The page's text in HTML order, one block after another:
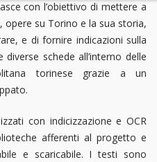
con l’obiettivo di mettere a
su Torino e la sua storia,
e di fornire indicazioni sulla
schede all’interno delle
torinese grazie a un
con indicizzazione e OCR
afferenti al progetto e
e scaricabile. I testi sono